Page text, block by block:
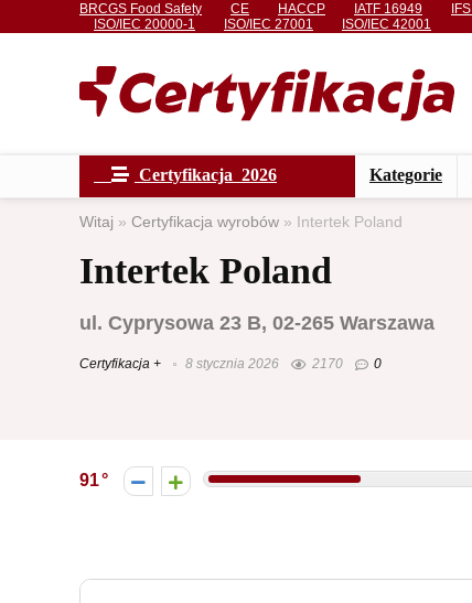
BRCGS Food Safety CE HACCP IATF 16949
ISO/IEC 20000-1
ISO/IEC 27001 ISO/IEC 42001
Certyfikacja 2026 Kategorie
Witaj » Certyfikacja wyrobów » Intertek Poland
Intertek Poland
ul. Cyprysowa 23 B, 02-265 Warszawa
Certyfikacja + 8 stycznia 2026 2170 0
91